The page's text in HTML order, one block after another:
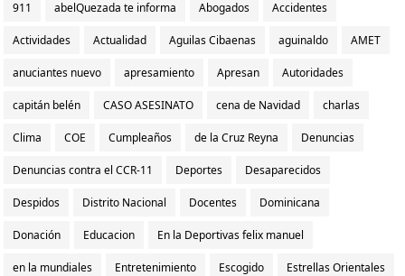
911 abelQuezada te informa Abogados Accidentes
Actividades Actualidad Aguilas Cibaenas aguinaldo AMET
anuciantes nuevo apresamiento Apresan Autoridades
capitán belén CASO ASESINATO cena de Navidad charlas
Clima COE Cumpleaños de la Cruz Reyna Denuncias
Denuncias contra el CCR-11 Deportes Desaparecidos
Despidos Distrito Nacional Docentes Dominicana
Donación Educacion En la Deportivas felix manuel
en la mundiales Entretenimiento Escogido Estrellas Orientales